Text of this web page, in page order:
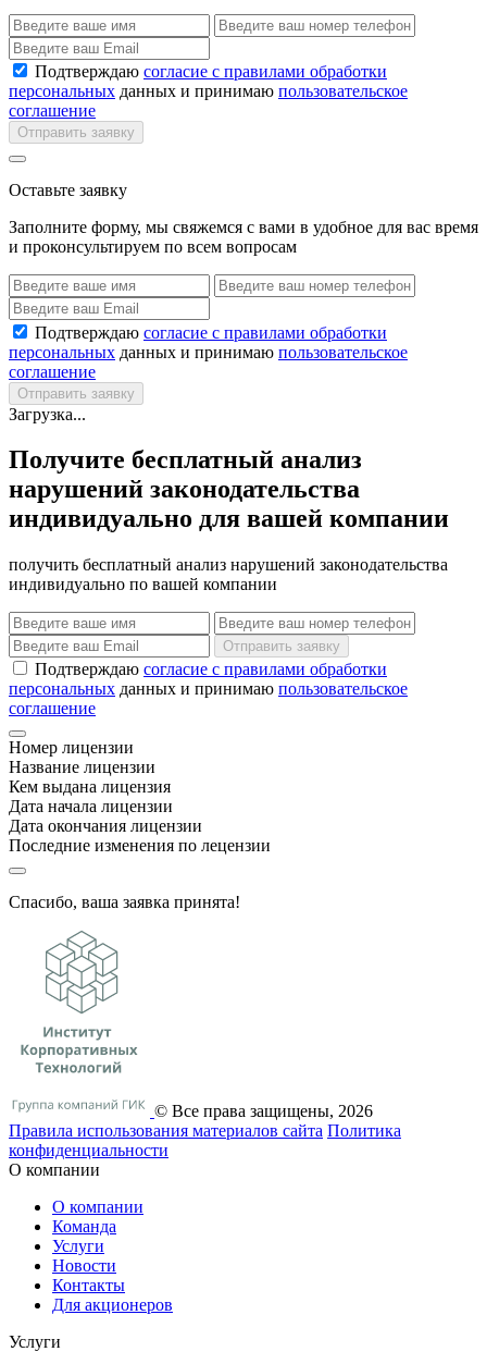
Подтверждаю согласие с правилами обработки
персональных данных и принимаю пользовательское
соглашение
Отправить заявку
Оставьте заявку
Заполните форму, мы свяжемся с вами в удобное для вас время
и проконсультируем по всем вопросам
Подтверждаю согласие с правилами обработки
персональных данных и принимаю пользовательское
соглашение
Отправить заявку
Загрузка...
Получите бесплатный анализ
нарушений законодательства
индивидуально для вашей компании
получить бесплатный анализ нарушений законодательства
индивидуально по вашей компании
Отправить заявку
Подтверждаю согласие с правилами обработки
персональных данных и принимаю пользовательское
соглашение
Номер лицензии
Название лицензии
Кем выдана лицензия
Дата начала лицензии
Дата окончания лицензии
Последние изменения по лецензии
Спасибо, ваша заявка принята!
© Все права защищены, 2026
Правила использования материалов сайта Политика
конфиденциальности
О компании
О компании
Команда
Услуги
Новости
Контакты
Для акционеров
Услуги